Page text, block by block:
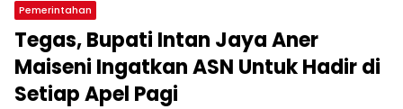
Pemerintahan
Tegas, Bupati Intan Jaya Aner
Maiseni Ingatkan ASN Untuk Hadir di
Setiap Apel Pagi